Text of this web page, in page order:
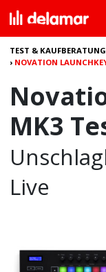
TEST & KAUFBERATUNG
› NOVATION
MK3
Live